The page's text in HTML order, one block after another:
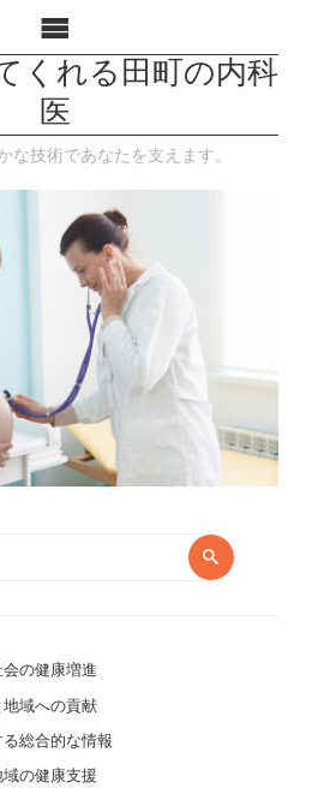
くれる田町の内科
医
な技術であなたを支えます。
の健康増進
域への貢献
総合的な情報
の健康支援